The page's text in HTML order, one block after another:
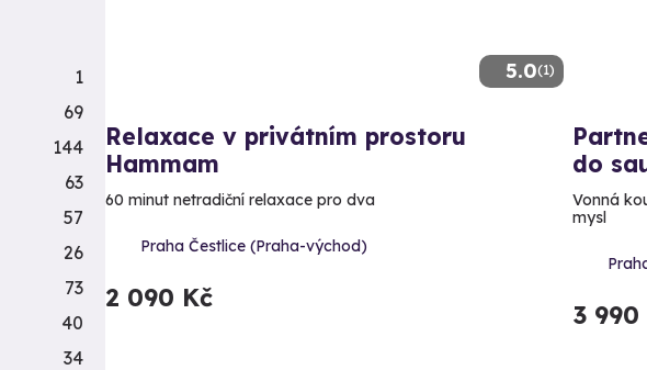
5.0(1)
Relaxace v privátním prostoru
Hammam
60 minut netradiční relaxace pro dva
Praha Čestlice (Praha-východ)
2 090 Kč
do
Vonná
mysl
3 990
1
69
144
63
57
26
73
40
34